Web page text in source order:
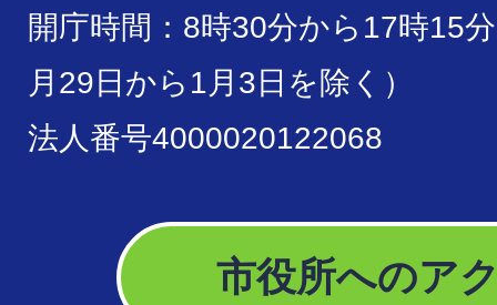
開庁時間：8時30分から17時15
月29日から1月3日を除く）
法人番号4000020122068
市役所へのア